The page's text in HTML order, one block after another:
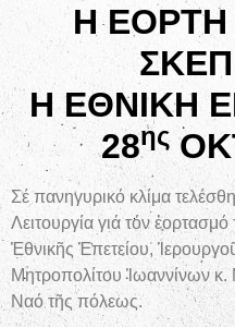
Η ΕΟΡΤΗ
Η ΕΘΝΙΚΗ
28ης
Σέ πανηγυρικό κλίμα
Λειτουργία γιά τόν
Ἐθνικῆς Ἐπετείου,
Μητροπολίτου Ἰωαννίνων κ.
Ναό τῆς πόλεως.